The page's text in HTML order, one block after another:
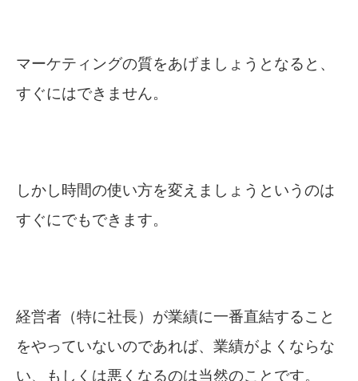
マーケティングの質をあげましょうとなると、
すぐにはできません。
しかし時間の使い方を変えましょうというのは
すぐにでもできます。
経営者（特に社長）が業績に一番直結すること
をやっていないのであれば、業績がよくならな
い、もしくは悪くなるのは当然のことです。